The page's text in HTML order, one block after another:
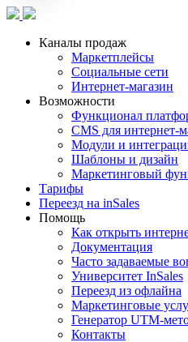
Каналы продаж
Маркетплейсы
Социальные сети
Интернет-магазин
Возможности
Функционал
CMS для интернет-
Модули и
Шаблоны и дизайн
Маркетинговый
Тарифы
Переезд на inSales
Помощь
Как открыть
Документация
Часто задаваемые
Университет InSales
Переезд из офлайна
Маркетинговые
Генератор UTM-
Контакты